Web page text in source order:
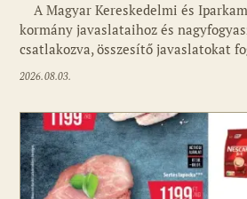
A Magyar Kereskedelmi és
kormány javaslataihoz és
csatlakozva, összesítő javaslatokat
2026.08.03.